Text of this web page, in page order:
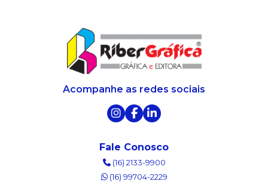
Acompanhe as redes sociais
Fale Conosco
(16) 2133-9900
(16) 99704-2229